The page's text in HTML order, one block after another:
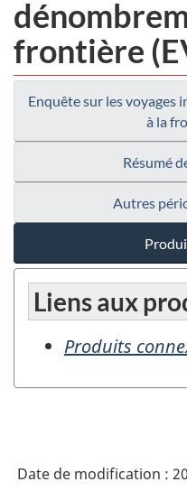
frontière
Enquête sur les
à la
Résumé
Autres
Liens aux
Produits
Date de modification :